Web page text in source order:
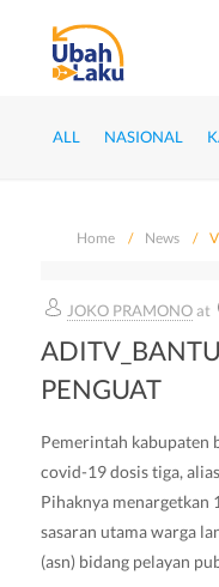
ALL NASIONAL
Home News
JOKO PRAMONO at
PENGUAT
Pemerintah kabupaten
covid-19 dosis tiga,
Pihaknya menargetkan
sasaran utama warga
(asn) bidang pelayan